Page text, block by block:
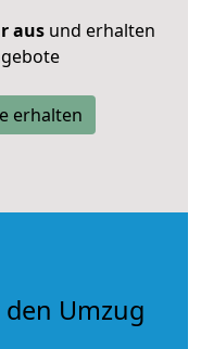
ausund erhalten
erhalten
Umzug